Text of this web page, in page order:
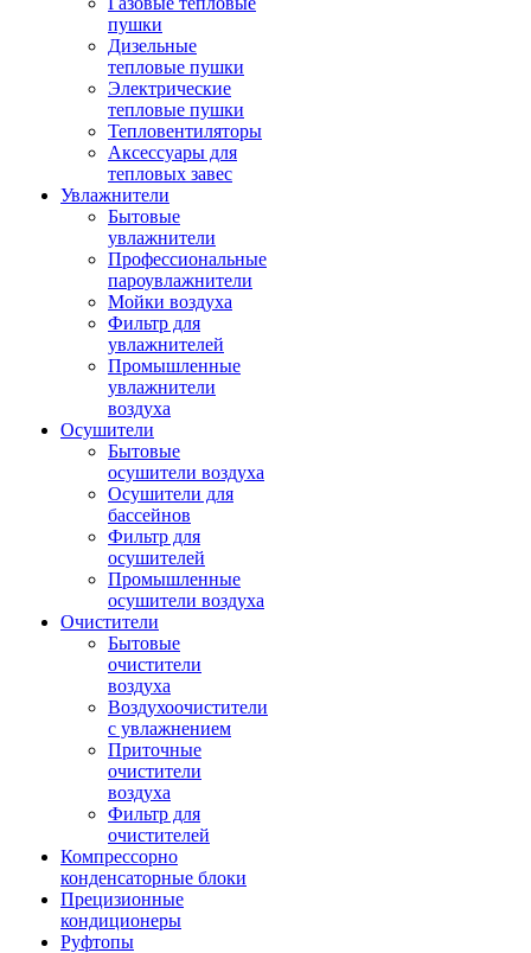
пушки
Дизельные
тепловые пушки
Электрические
тепловые пушки
Тепловентиляторы
Аксессуары для
тепловых завес
Увлажнители
Бытовые
увлажнители
Профессиональные
пароувлажнители
Мойки воздуха
Фильтр для
увлажнителей
Промышленные
увлажнители
воздуха
Осушители
Бытовые
осушители воздуха
Осушители для
бассейнов
Фильтр для
осушителей
Промышленные
осушители воздуха
Очистители
Бытовые
очистители
воздуха
Воздухоочистители
с увлажнением
Приточные
очистители
воздуха
Фильтр для
очистителей
Компрессорно
конденсаторные блоки
Прецизионные
кондиционеры
Руфтопы